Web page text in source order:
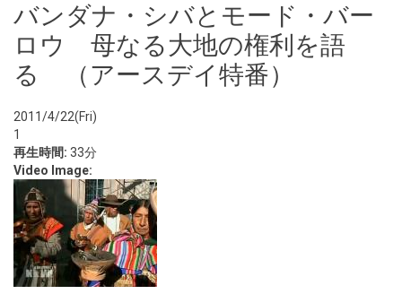
バンダナ・シバとモード・バー
ロウ 母なる大地の権利を語
る （アースデイ特番）
2011/4/22(Fri)
1
再生時間: 33分
Video Image: